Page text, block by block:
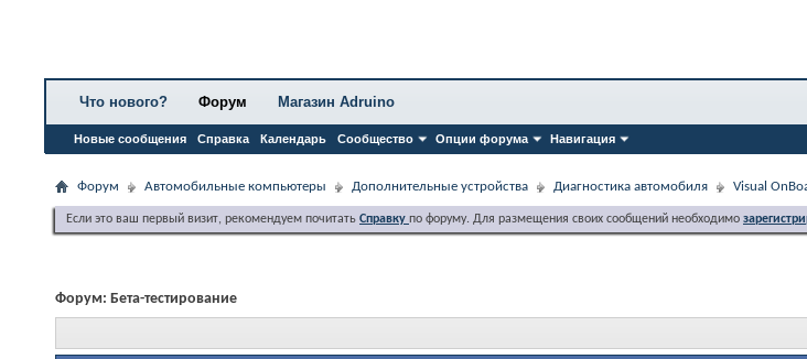
Что нового? Форум
Новые сообщения Справка Календарь Сообщество Опции форума Навигация
Магазин Adruino
Форум Автомобильные компьютеры Дополнительные устройства Диагностика автомобиля Visual
Если это ваш первый визит, рекомендуем почитать Справку по форуму. Для размещения своих сообщений необходимо
Форум: Бета-тестирование